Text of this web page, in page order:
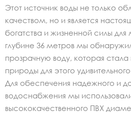
Этот источник воды не только
качеством, но и является
богатства и жизненной силы
глубине 36 метров мы
прозрачную воду, которая
природы для этого
Для обеспечения надежного и
водоснабжения мы
высококачественного ПВХ